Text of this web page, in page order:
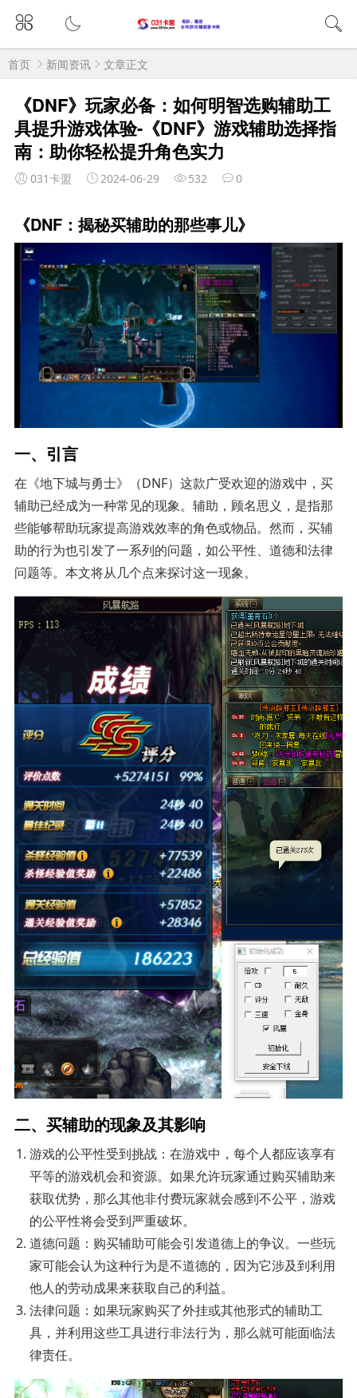
首页 新闻资讯 文章正文
《DNF》玩家必备：如何明智选购辅助工
具提升游戏体验-《DNF》游戏辅助选择指
南：助你轻松提升角色实力
031卡盟 2024-06-29 532 0
《DNF：揭秘买辅助的那些事儿》
一、引言
在《地下城与勇士》（DNF）这款广受欢迎的游戏中，买
辅助已经成为一种常见的现象。辅助，顾名思义，是指那
些能够帮助玩家提高游戏效率的角色或物品。然而，买辅
助的行为也引发了一系列的问题，如公平性、道德和法律
问题等。本文将从几个点来探讨这一现象。
二、买辅助的现象及其影响
游戏的公平性受到挑战：在游戏中，每个人都应该享有
平等的游戏机会和资源。如果允许玩家通过购买辅助来
获取优势，那么其他非付费玩家就会感到不公平，游戏
的公平性将会受到严重破坏。
道德问题：购买辅助可能会引发道德上的争议。一些玩
家可能会认为这种行为是不道德的，因为它涉及到利用
他人的劳动成果来获取自己的利益。
法律问题：如果玩家购买了外挂或其他形式的辅助工
具，并利用这些工具进行非法行为，那么就可能面临法
律责任。